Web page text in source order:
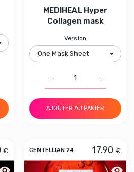
la quantité de OSULLOC Tea
de OSULLOC Tea 20p #Jeju
MEDIHEAL Hyper
Collagen mask
Version
Augmenter la quantité
AJOUTER AU PANIER
€
rapide REJURAN Turnover
CENTELLIAN 24 17.90 €